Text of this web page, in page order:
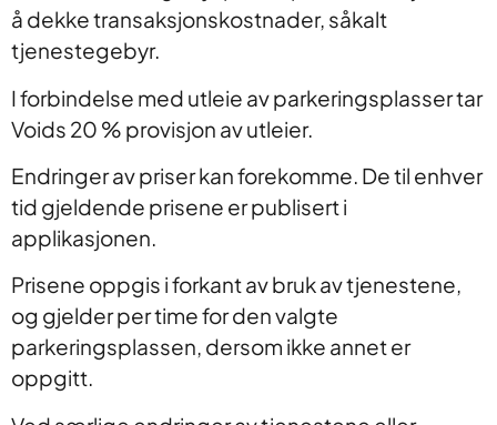
å dekke transaksjonskostnader, såkalt
tjenestegebyr.
I forbindelse med utleie av parkeringsplasser tar
Voids 20 % provisjon av utleier.
Endringer av priser kan forekomme. De til enhver
tid gjeldende prisene er publisert i
applikasjonen.
Prisene oppgis i forkant av bruk av tjenestene,
og gjelder per time for den valgte
parkeringsplassen, dersom ikke annet er
oppgitt.